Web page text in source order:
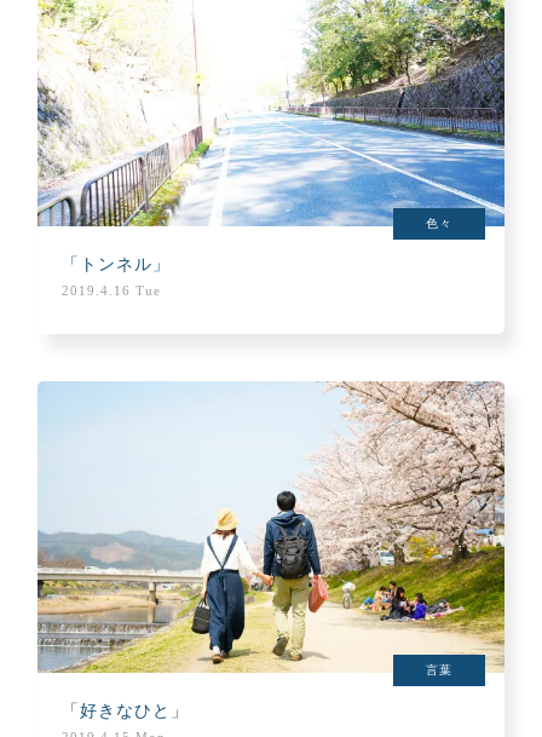
色々
「トンネル」
2019.4.16 Tue
言葉
「好きなひと」